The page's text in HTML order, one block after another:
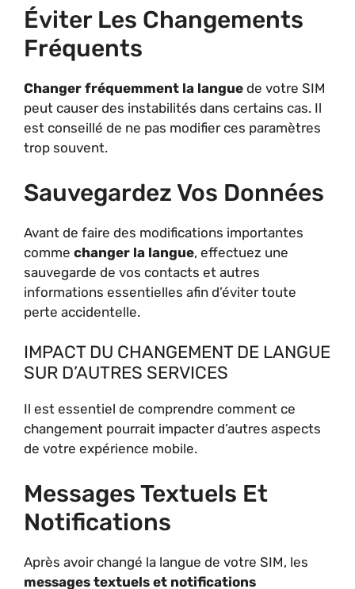
Éviter Les Changements
Fréquents
Changer fréquemment la langue de votre SIM
peut causer des instabilités dans certains cas. Il
est conseillé de ne pas modifier ces paramètres
trop souvent.
Sauvegardez Vos Données
Avant de faire des modifications importantes
comme changer la langue, effectuez une
sauvegarde de vos contacts et autres
informations essentielles afin d’éviter toute
perte accidentelle.
IMPACT DU CHANGEMENT DE LANGUE
SUR D’AUTRES SERVICES
Il est essentiel de comprendre comment ce
changement pourrait impacter d’autres aspects
de votre expérience mobile.
Messages Textuels Et
Notifications
Après avoir changé la langue de votre SIM, les
messages textuels et notifications